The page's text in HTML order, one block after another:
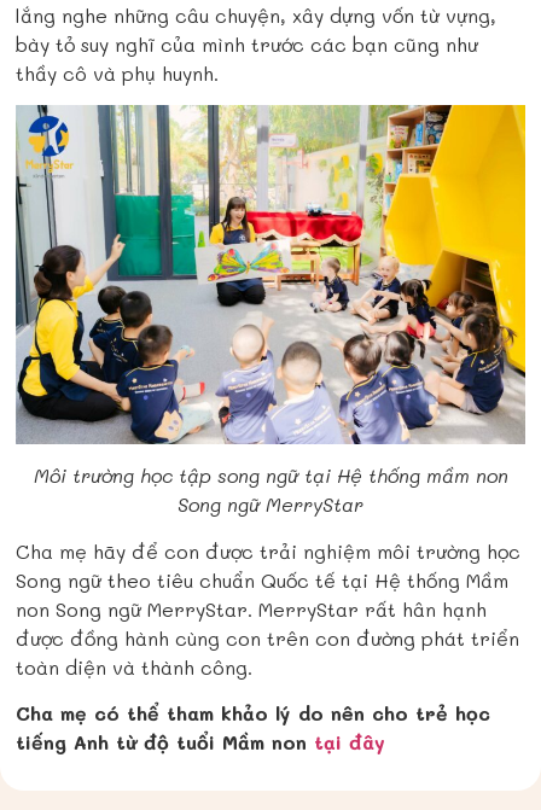
lắng nghe những câu chuyện, xây dựng vốn từ vựng,
bày tỏ suy nghĩ của mình trước các bạn cũng như
thầy cô và phụ huynh.
Môi trường học tập song ngữ tại Hệ thống mầm non
Song ngữ MerryStar
Cha mẹ hãy để con được trải nghiệm môi trường học
Song ngữ theo tiêu chuẩn Quốc tế tại Hệ thống Mầm
non Song ngữ MerryStar. MerryStar rất hân hạnh
được đồng hành cùng con trên con đường phát triển
toàn diện và thành công.
Cha mẹ có thể tham khảo lý do nên cho trẻ học
tiếng Anh từ độ tuổi Mầm non tại đây